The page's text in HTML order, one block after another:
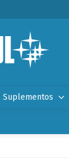
Suplementos